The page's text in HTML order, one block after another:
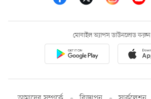
মোবাইল অ্যাপস ডাউনলোড করুন